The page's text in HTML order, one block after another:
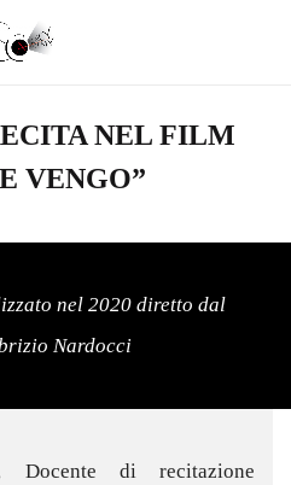
NEL FILM
VENGO”
nel 2020 diretto dal
Nardocci
Docente di recitazione